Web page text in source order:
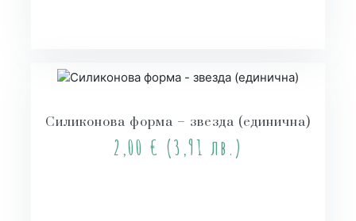
Силиконова форма – звезда (единична)
2,00 € (3,91 лв.)